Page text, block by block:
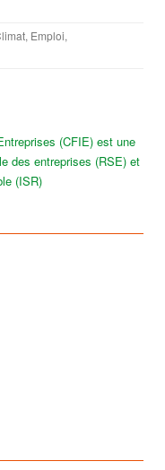
, Emploi,
(CFIE) est une
des entreprises (RSE) et
(ISR)